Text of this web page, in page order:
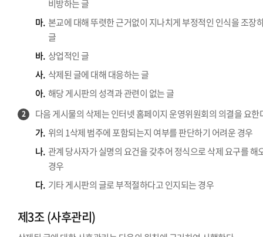
비방하는 글
마. 본교에 대해 뚜렷한 근거없이 지나치게 부정적인 인식을 조장
글
바. 상업적인 글
사. 삭제된 글에 대해 대응하는 글
아. 해당 게시판의 성격과 관련이 없는 글
2
다음 게시물의 삭제는 인터넷 홈페이지 운영위원회의 의결을 요한
가. 위의 1삭제 범주에 포함되는지 여부를 판단하기 어려운 경우
나. 관계 당사자가 실명의 요건을 갖추어 정식으로 삭제 요구를 해
경우
다. 기타 게시판의 글로 부적절하다고 인지되는 경우
제3조 (사후관리)